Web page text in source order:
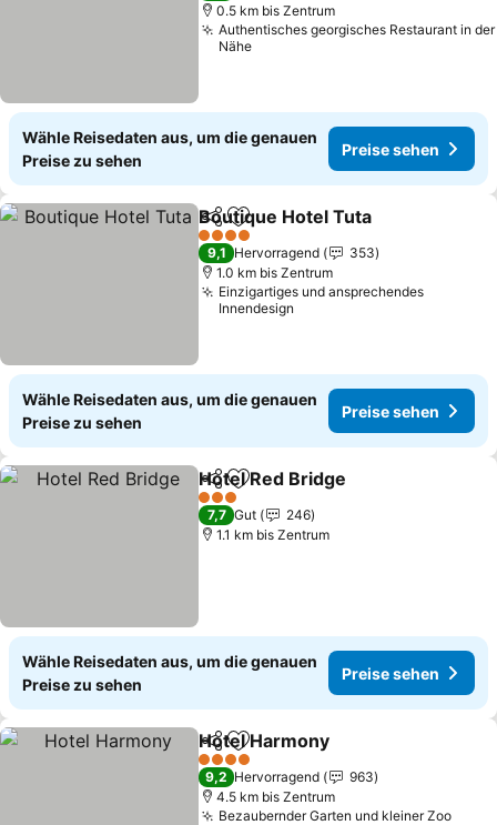
0.5 km bis Zentrum
Authentisches georgisches Restaurant in der
Nähe
Wähle Reisedaten aus, um die genauen
Preise zu sehen
Preise sehen
TeilenZu Favoriten hinzufügen
Boutique Hotel Tuta
4 Sterne
9,1 Hervorragend
353
1.0 km bis Zentrum
Einzigartiges und ansprechendes
Innendesign
Wähle Reisedaten aus, um die genauen
Preise zu sehen
Preise sehen
TeilenZu Favoriten hinzufügen
Hotel Red Bridge
3 Sterne
7,7 Gut
246
1.1 km bis Zentrum
Wähle Reisedaten aus, um die genauen
Preise zu sehen
Preise sehen
TeilenZu Favoriten hinzufügen
Hotel Harmony
4 Sterne
9,2 Hervorragend
963
4.5 km bis Zentrum
Bezaubernder Garten und kleiner Zoo